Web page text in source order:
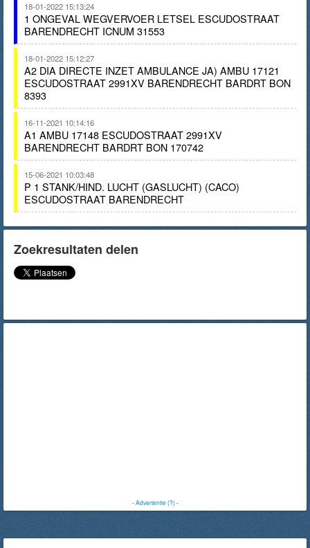
18-01-2022 15:13:24
1 ONGEVAL WEGVERVOER LETSEL ESCUDOSTRAAT
BARENDRECHT ICNUM 31553
18-01-2022 15:12:27
A2 DIA DIRECTE INZET AMBULANCE JA) AMBU 17121
ESCUDOSTRAAT 2991XV BARENDRECHT BARDRT BON
8393
16-11-2021 10:14:16
A1 AMBU 17148 ESCUDOSTRAAT 2991XV
BARENDRECHT BARDRT BON 170742
15-06-2021 10:03:48
P 1 STANK/HIND. LUCHT (GASLUCHT) (CACO)
ESCUDOSTRAAT BARENDRECHT
Zoekresultaten delen
-Advertentie (?)-